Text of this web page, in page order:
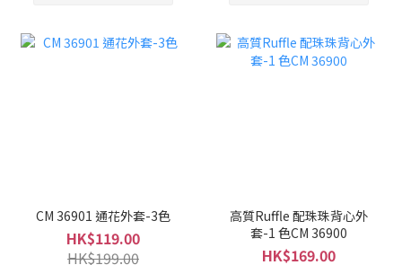
CM 36901 通花外套-3色
HK$119.00
HK$199.00
高質Ruffle 配珠珠背心外
套-1 色CM 36900
HK$169.00